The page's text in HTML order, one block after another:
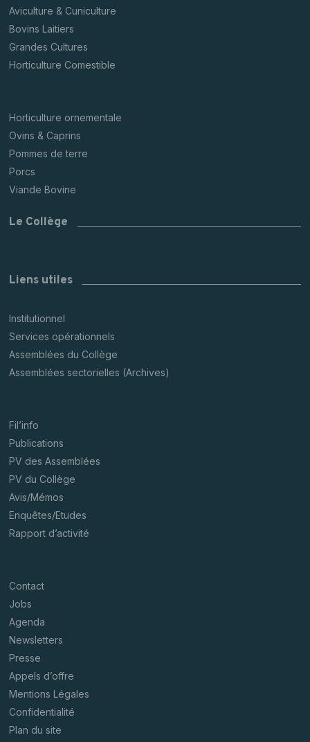
Aviculture & Cuniculture
Bovins Laitiers
Grandes Cultures
Horticulture Comestible
Horticulture ornementale
Ovins & Caprins
Pommes de terre
Porcs
Viande Bovine
Le Collège
Liens utiles
Institutionnel
Services opérationnels
Assemblées du Collège
Assemblées sectorielles (Archives)
Fil’info
Publications
PV des Assemblées
PV du Collège
Avis/Mémos
Enquêtes/Etudes
Rapport d’activité
Contact
Jobs
Agenda
Newsletters
Presse
Appels d’offre
Mentions Légales
Confidentialité
Plan du site